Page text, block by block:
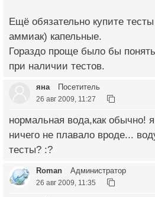
Ещё обязательно купите тесты
аммиак) капельные.
Гораздо проще было бы
при наличии тестов.
яна Посетитель
26 авг 2009, 11:27
нормальная вода,как обычно!
ничего не плавало вроде...
тесты? :?
Roman Администратор
26 авг 2009, 11:35